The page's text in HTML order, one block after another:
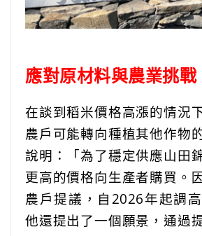
應對原材料與農業挑戰
在談到稻米價格高漲的情況
農戶可能轉向種植其他作物
說明：「為了穩定供應山田
更高的價格向生產者購買。
農戶提議，自2026年起調高
他還提出了一個願景，通過